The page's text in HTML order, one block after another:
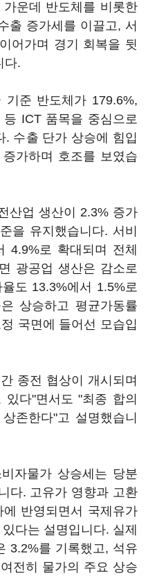
운데 반도체를 비롯한
출 증가세를 이끌고, 서
어가며 경기 회복을 뒷
다.
준 반도체가 179.6%,
ICT 품목을 중심으로
. 수출 단가 상승에 힘입
가하며 호조를 보였습
산업 생산이 2.3% 증가
을 유지했습니다. 서비
4.9%로 확대되며 전체
광공업 생산은 감소로
도 13.3%에서 1.5%로
상승하고 평균가동률
국면에 들어선 모습입
종전 협상이 개시되며
다"면서도 "최종 합의
존한다"고 설명했습니
자물가 상승세는 당분
다. 고유가 영향과 고환
반영되면서 국제유가
다는 설명입니다. 실제
3.2%를 기록했고, 석유
전히 물가의 주요 상승